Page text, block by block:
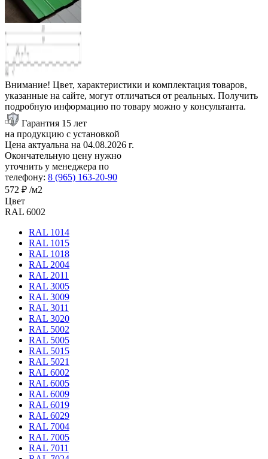
Внимание! Цвет, характеристики и комплектация товаров,
указанные на сайте, могут отличаться от реальных. Получить
подробную информацию по товару можно у консультанта.
Гарантия 15 лет
на продукцию с установкой
Цена актуальна на 04.08.2026 г.
Окончательную цену нужно
уточнить у менеджера по
телефону: 8 (965) 163-20-90
572 ₽ /м2
Цвет
RAL 6002
RAL 1014
RAL 1015
RAL 1018
RAL 2004
RAL 2011
RAL 3005
RAL 3009
RAL 3011
RAL 3020
RAL 5002
RAL 5005
RAL 5015
RAL 5021
RAL 6002
RAL 6005
RAL 6009
RAL 6019
RAL 6029
RAL 7004
RAL 7005
RAL 7011